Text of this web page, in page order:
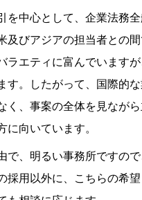
を中心として、企業法務
及びアジアの担当者との
ラエティに富んでいます
す。したがって、国際的
く、事案の全体を見なが
向いています。
で、明るい事務所ですの
採用以外に、こちらの希